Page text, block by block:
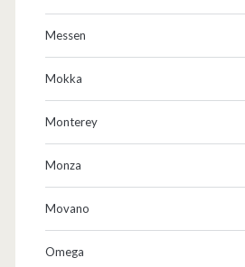
Messen
Mokka
Monterey
Monza
Movano
Omega